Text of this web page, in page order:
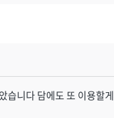
습니다 담에도 또 이용할